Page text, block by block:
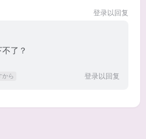
登录以回复
了？
から 登录以回复